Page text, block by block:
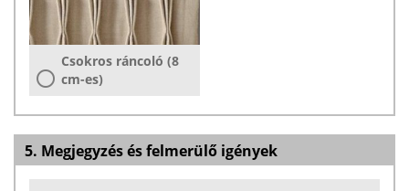
Csokros ráncoló (8
cm-es)
5. Megjegyzés és felmerülő igények